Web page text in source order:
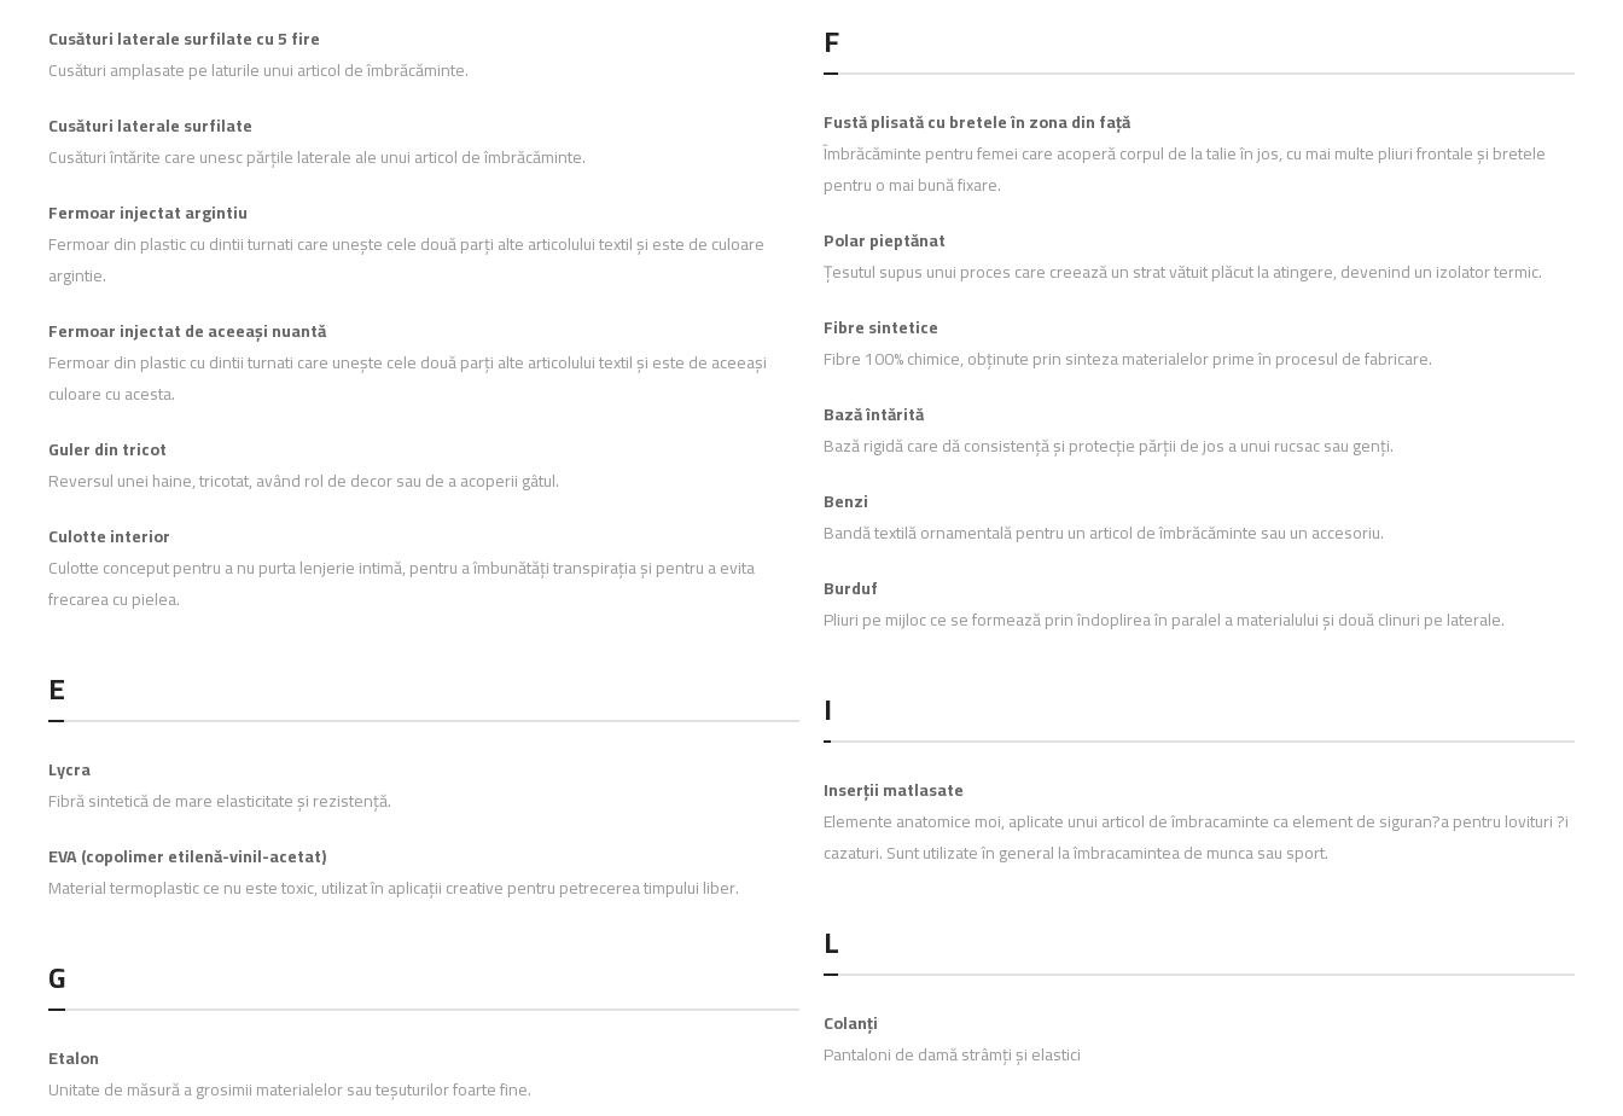
Cusături laterale surfilate cu 5 fire
Cusături amplasate pe laturile unui articol de îmbrăcăminte.
Cusături laterale surfilate
Cusături întărite care unesc părțile laterale ale unui articol de îmbrăcăminte.
Fermoar injectat argintiu
Fermoar din plastic cu dintii turnati care unește cele două parți alte articolului textil și este de culoare
argintie.
Fermoar injectat de aceeași nuantă
Fermoar din plastic cu dintii turnati care unește cele două parți alte articolului textil și este de aceeași
culoare cu acesta.
Guler din tricot
Reversul unei haine, tricotat, având rol de decor sau de a acoperii gâtul.
Culotte interior
Culotte conceput pentru a nu purta lenjerie intimă, pentru a îmbunătăți transpirația și pentru a evita
frecarea cu pielea.
E
Lycra
Fibră sintetică de mare elasticitate și rezistență.
EVA (copolimer etilenă-vinil-acetat)
Material termoplastic ce nu este toxic, utilizat în aplicații creative pentru petrecerea timpului liber.
G
Etalon
Unitate de măsură a grosimii materialelor sau teșuturilor foarte fine.
F
Fustă plisată cu bretele în zona din față
Îmbrăcăminte pentru femei care acoperă corpul de la talie în jos, cu mai multe pliuri frontale și bretele
pentru o mai bună fixare.
Polar pieptănat
Țesutul supus unui proces care creează un strat vătuit plăcut la atingere, devenind un izolator termic.
Fibre sintetice
Fibre 100% chimice, obținute prin sinteza materialelor prime în procesul de fabricare.
Bază întărită
Bază rigidă care dă consistență și protecție părții de jos a unui rucsac sau genți.
Benzi
Bandă textilă ornamentală pentru un articol de îmbrăcăminte sau un accesoriu.
Burduf
Pliuri pe mijloc ce se formează prin îndoplirea în paralel a materialului și două clinuri pe laterale.
I
Inserții matlasate
Elemente anatomice moi, aplicate unui articol de îmbracaminte ca element de siguran?a pentru lovituri ?i
cazaturi. Sunt utilizate în general la îmbracamintea de munca sau sport.
L
Colanți
Pantaloni de damă strâmți și elastici